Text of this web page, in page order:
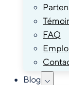
FAQ
Blog